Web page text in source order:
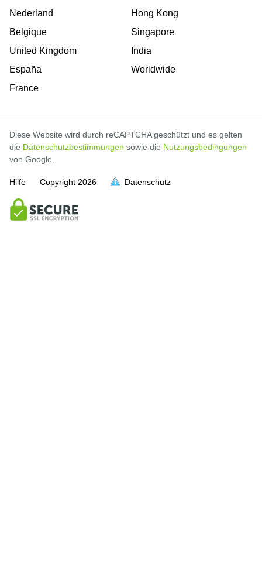
Nederland
Belgique
United Kingdom
España
France
Hong Kong
Singapore
India
Worldwide
Diese Website wird durch reCAPTCHA geschützt und es gelten
die Datenschutzbestimmungen sowie die Nutzungsbedingungen
von Google.
Hilfe Copyright 2026 Datenschutz